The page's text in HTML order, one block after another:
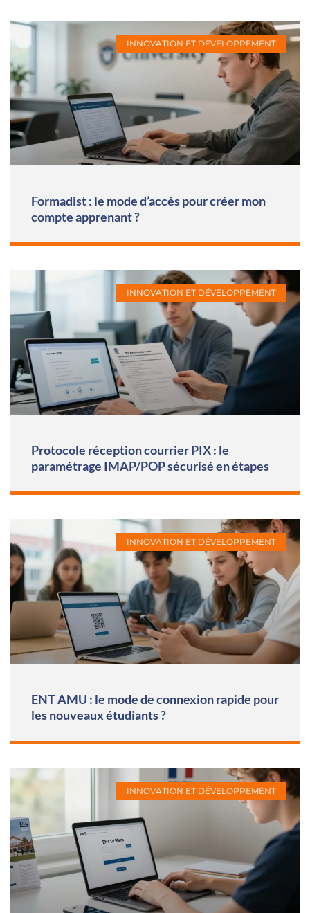
INNOVATION ET DÉVELOPPEMENT
Formadist : le mode d’accès pour créer mon
compte apprenant ?
INNOVATION ET DÉVELOPPEMENT
Protocole réception courrier PIX : le
paramétrage IMAP/POP sécurisé en étapes
INNOVATION ET DÉVELOPPEMENT
ENT AMU : le mode de connexion rapide pour
les nouveaux étudiants ?
INNOVATION ET DÉVELOPPEMENT